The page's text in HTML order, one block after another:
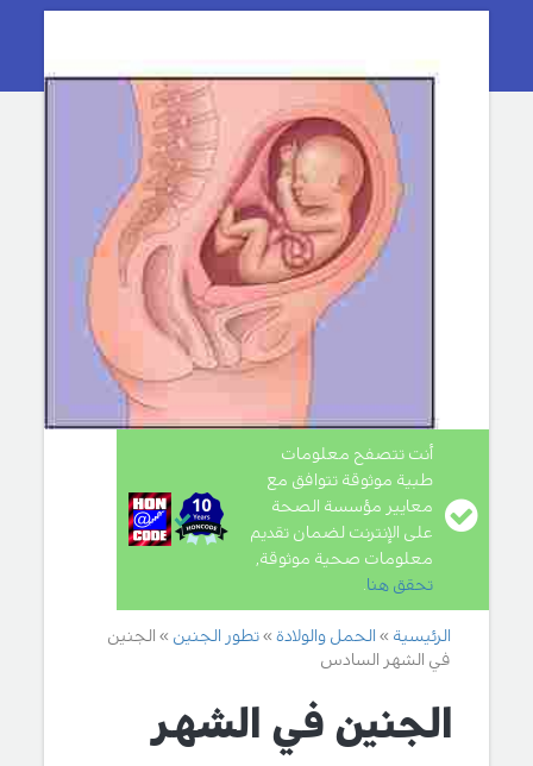
أنت تتصفح معلومات
طبية موثوقة تتوافق مع
معايير مؤسسة الصحة
على الإنترنت لضمان تقديم
معلومات صحية موثوقة,
تحقق هنا.
الرئيسية الحمل والولادة تطور الجنين
الجنين
في الشهر السادس
الجنين في الشهر